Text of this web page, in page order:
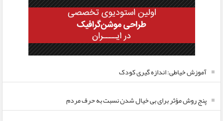
آموزش خیاطی: اندازه گیری کودک
پنج روش مؤثر برای بی خیال شدن نسبت به حرف مردم